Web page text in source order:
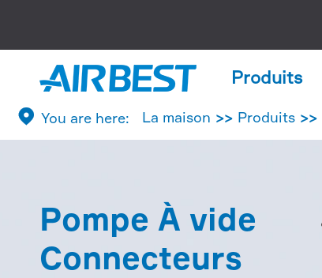
Produits
 La maison Produits
Pompe À vide
Connecteurs